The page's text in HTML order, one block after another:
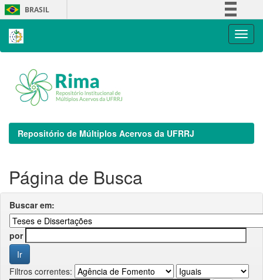
Skip
navigation
BRASIL
Repositório de Múltiplos Acervos da UFRRJ
Página de Busca
Buscar em:
por
Filtros correntes: